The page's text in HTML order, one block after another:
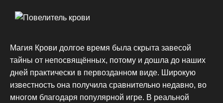
Магия Крови долгое время была скрыта завесой
тайны от непосвящённых, потому и дошла до наших
дней практически в первозданном виде. Широкую
известность она получила сравнительно недавно, во
многом благодаря популярной игре. В реальной